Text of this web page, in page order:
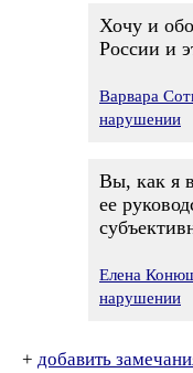
Хочу и
России и
Варвара
нарушении
Вы, как я
ее
Елена
нарушении
+ добавить